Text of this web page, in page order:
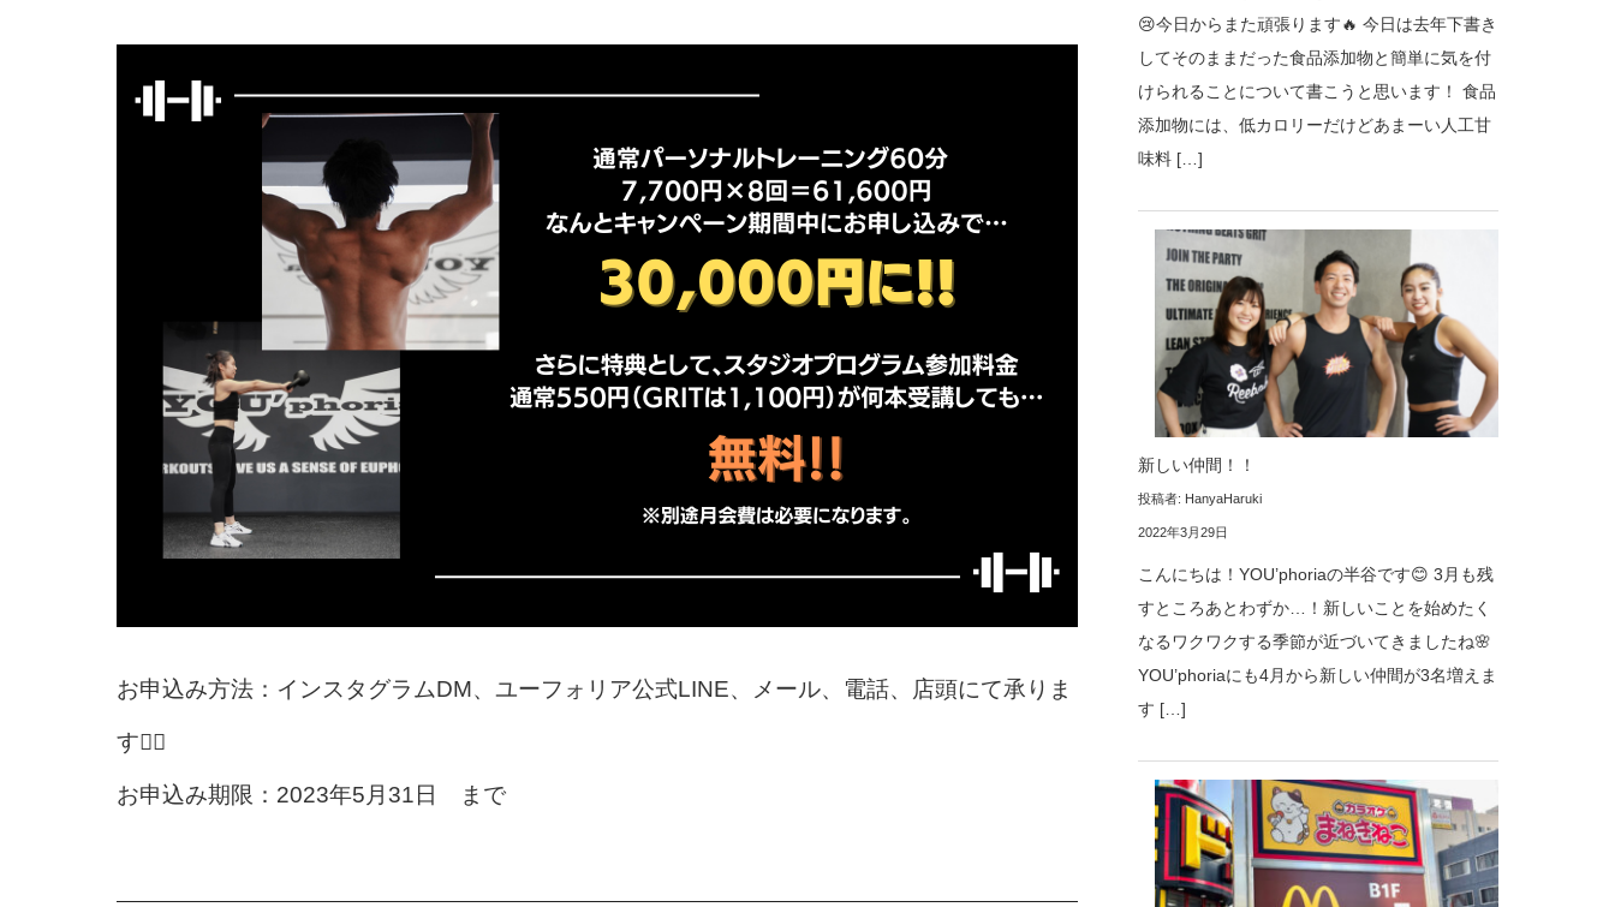
お申込み方法：インスタグラムDM、ユーフォリア公式LINE、メール、電話、店頭にて承りま
す🙇‍♂️
お申込み期限：2023年5月31日 まで
😢今日からまた頑張ります🔥 今日は去年下書き
してそのままだった食品添加物と簡単に気を付
けられることについて書こうと思います！ 食品
添加物には、低カロリーだけどあまーい人工甘
味料 […]
新しい仲間！！
投稿者: HanyaHaruki
2022年3月29日
こんにちは！YOU’phoriaの半谷です😊 3月も残
すところあとわずか…！新しいことを始めたく
なるワクワクする季節が近づいてきましたね🌸
YOU’phoriaにも4月から新しい仲間が3名増えま
す […]